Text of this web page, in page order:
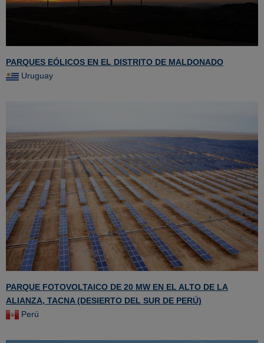
PARQUES EÓLICOS EN EL DISTRITO DE MALDONADO
Uruguay
PARQUE FOTOVOLTAICO DE 20 MW EN EL ALTO DE LA
ALIANZA, TACNA (DESIERTO DEL SUR DE PERÚ)
Perú